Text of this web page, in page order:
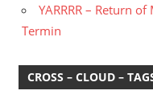
YARRRR – Return
Termin
CROSS – CLOUD –